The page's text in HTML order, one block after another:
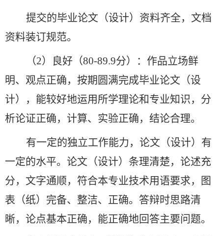
提交的毕业论文（设计）资料齐全，文档
资料装订规范。
（2） 良好（80-89.9分）
：作品立场鲜
明、观点正确，按期圆满完成毕业论文（设
计），能较好地运用所学理论和专业知识，分
析论证正确，计算、实验正确，结论合理。
有一定的独立工作能力，论文（设计）有
一定的水平。论文（设计）条理清楚，论述充
分，文字通顺，符合本专业技术用语要求，图
表（纸）完备、整洁、正确。答辩时思路清
晰，论点基本正确，能正确地回答主要问题。